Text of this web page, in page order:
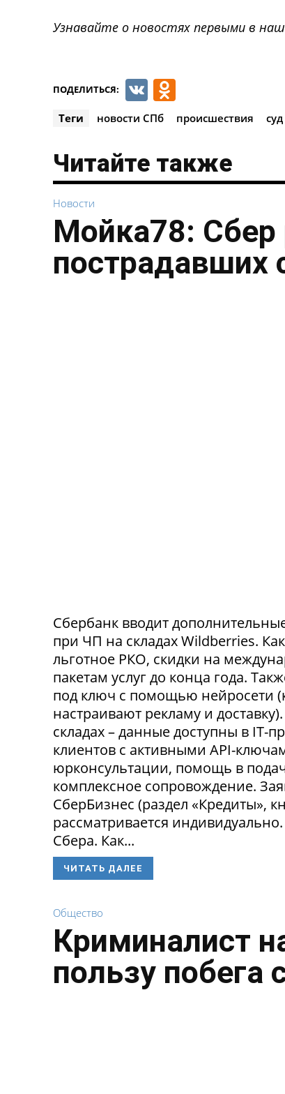
Узнавайте о новостях первыми в
ПОДЕЛИТЬСЯ: VK
Теги новости СПб происшествия суд
Читайте также
Новости
Мойка78:
пострадавших
Сбербанк вводит
при ЧП на складах Wildberries.
льготное РКО, скидки на
пакетам услуг до конца года.
под ключ с помощью нейросети
настраивают рекламу и
складах – данные доступны в IT-
клиентов с активными API-
юрконсультации, помощь в
комплексное сопровождение.
СберБизнес (раздел «Кредиты»,
рассматривается
Сбера. Как...
ЧИТАТЬ ДАЛЕЕ
Общество
Криминалист
пользу